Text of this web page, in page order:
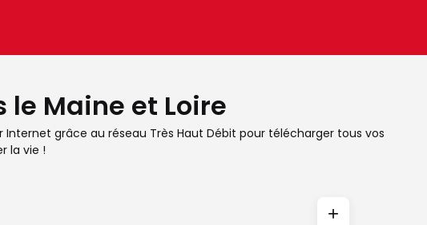
Maine et Loire
grâce au réseau Très Haut Débit pour télécharger tous vos
la vie !
+